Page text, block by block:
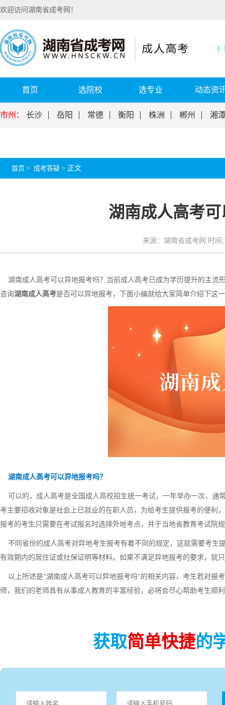
欢迎访问湖南省成考网！
首页 选院校 选专业 动态资
市州： 长沙 岳阳 常德 衡阳 株洲 郴州 湘
首页 > 成考答疑 > 正文
湖南成人高考
来源：湖南省成考网 时间
湖南成人高考可以异地报考吗？当前成人高考已成为学历提升的主流
咨询湖南成人高考是否可以异地报考，下面小编就给大家简单介绍下这
湖南成人高考可以异地报考吗？
可以的，成人高考是全国成人高校招生统一考试，一年举办一次，通
考主要招收对象是社会上已就业的在职人员，为给考生提供报考的便利
报考的考生只需要在考试报名时选择外地考点，并于当地省教育考试院
不同省份的成人高考对异地考生报考有着不同的规定，这就需要考生
有效期内的居住证或社保证明等材料。如果不满足异地报考的要求，就
以上所述是“湖南成人高考可以异地报考吗”的相关内容，考生若对报
师，我们的老师具有从事成人教育的丰富经验，必将会尽心帮助考生顺
获取简单快捷的